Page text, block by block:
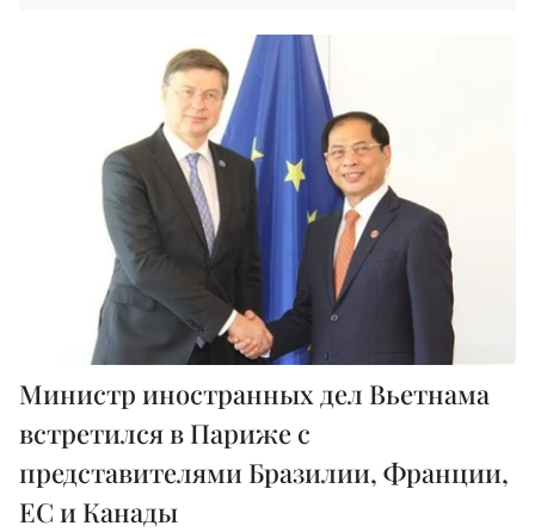
Министр иностранных дел Вьетнама
встретился в Париже с
представителями Бразилии, Франции,
ЕС и Канады